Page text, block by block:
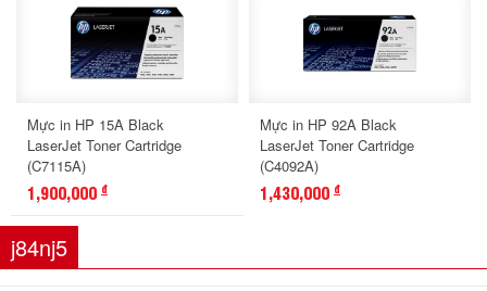
Mực in HP 15A Black
LaserJet Toner Cartridge
(C7115A)
1,900,000 đ
Mực in HP 92A Black
LaserJet Toner Cartridge
(C4092A)
1,430,000 đ
j84nj5